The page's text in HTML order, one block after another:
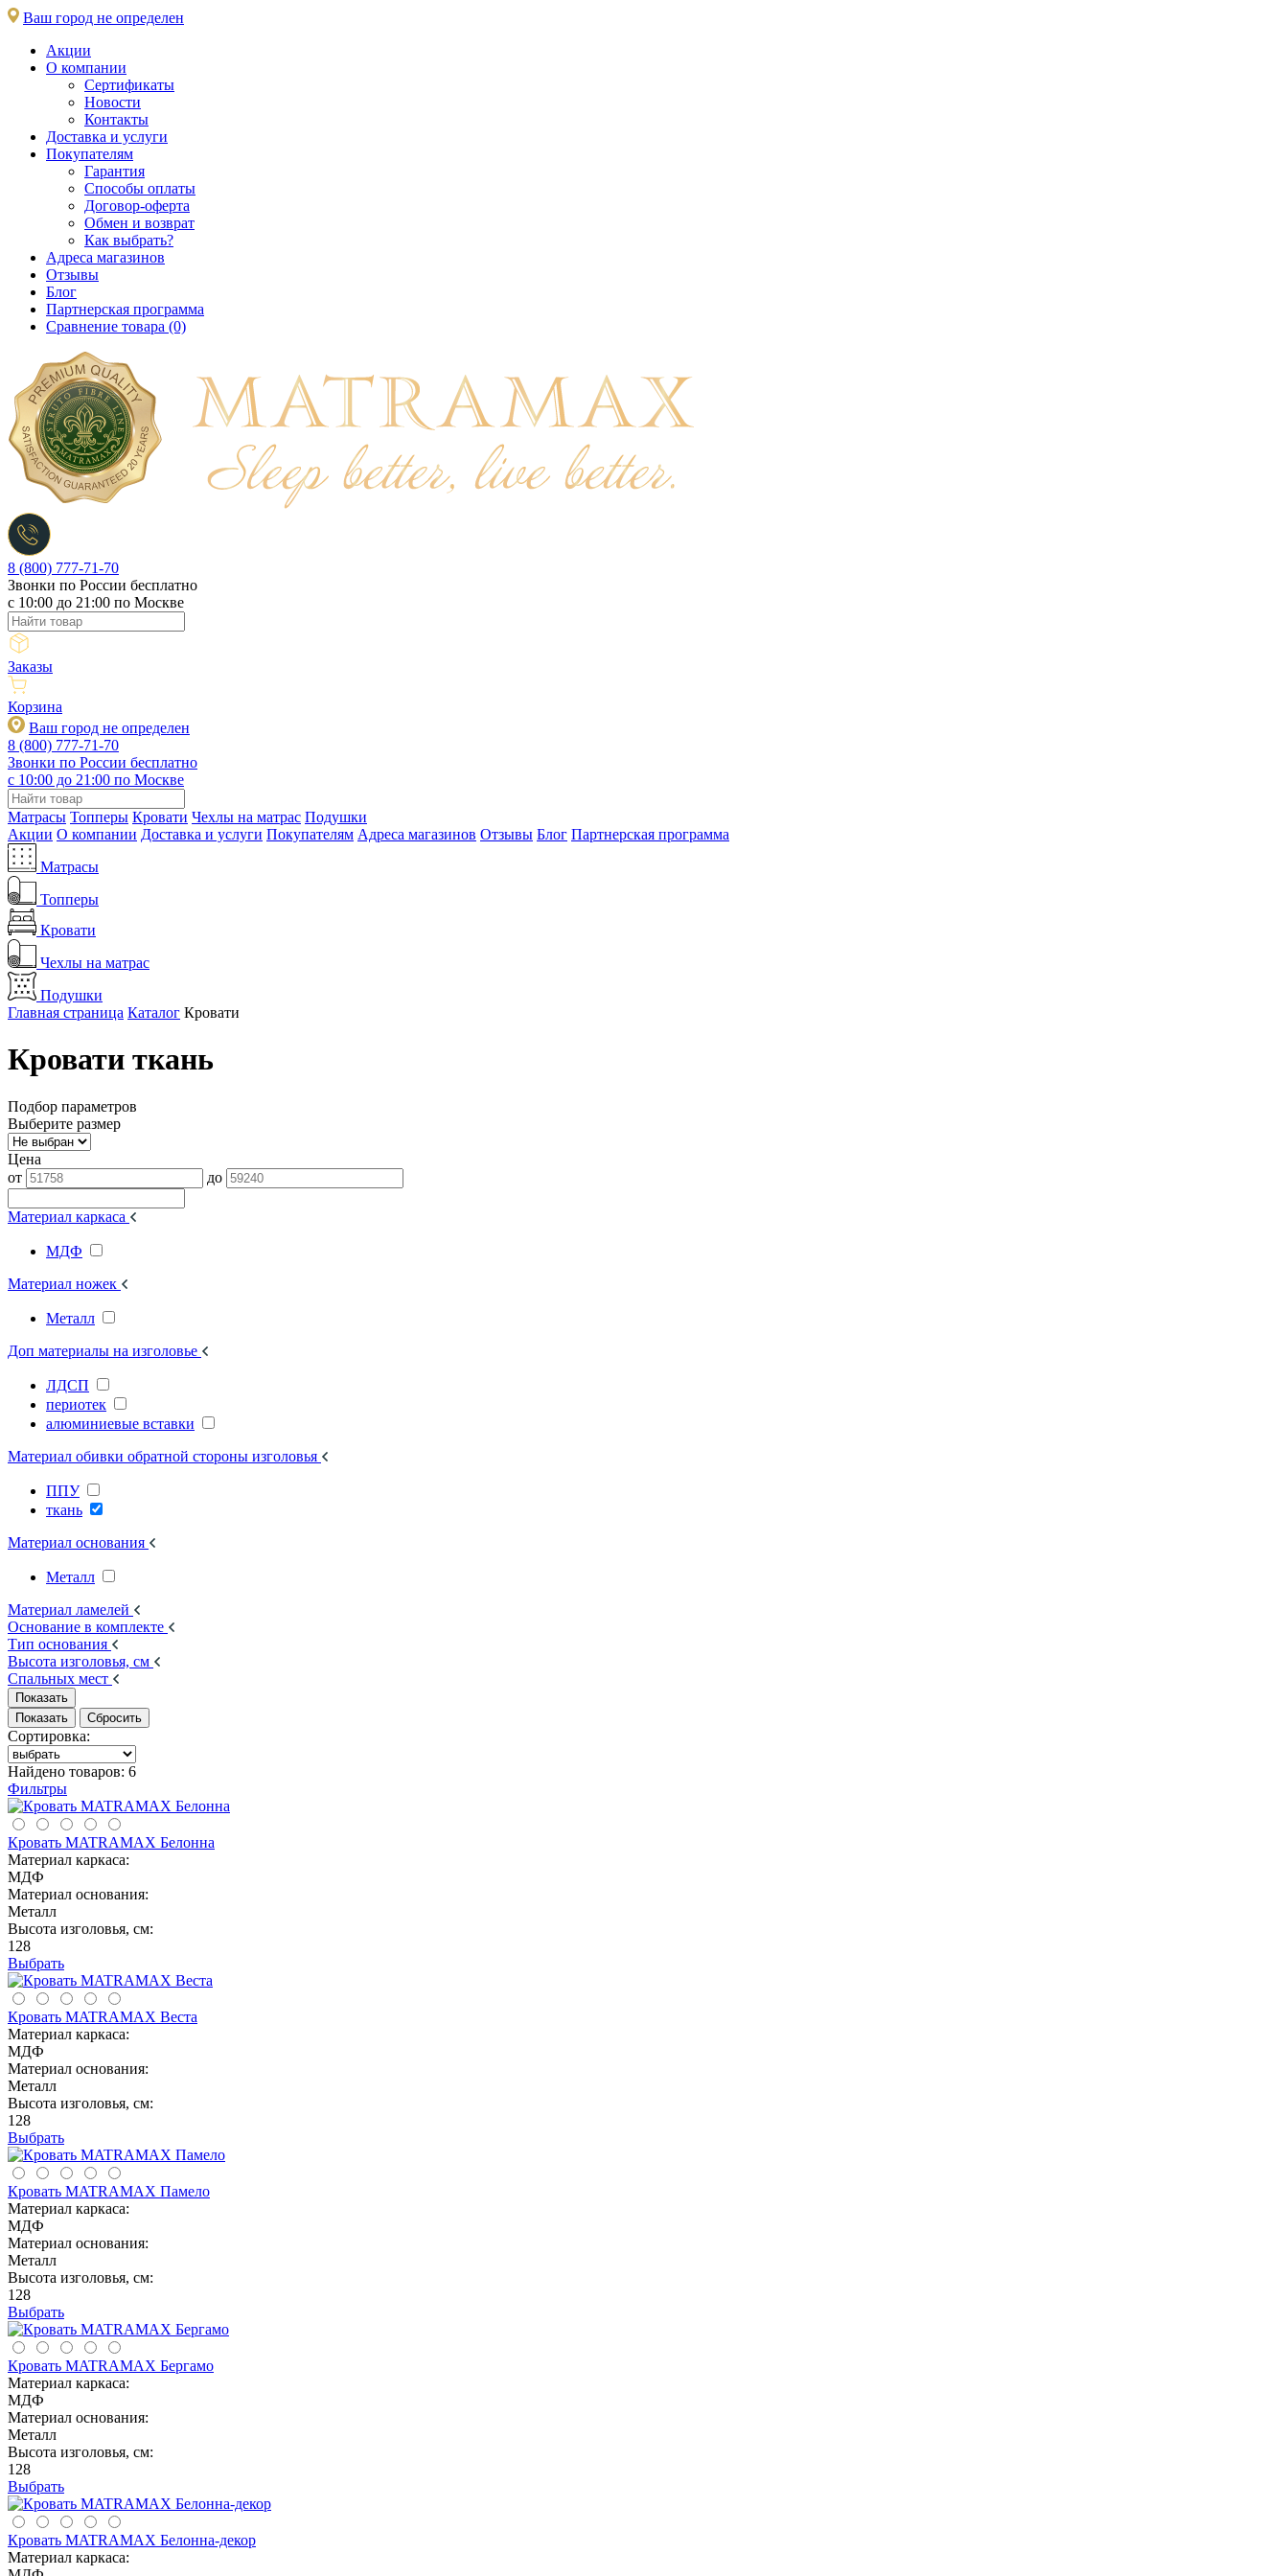
Ваш город не определен
Акции
О компании
Сертификаты
Новости
Контакты
Доставка и услуги
Покупателям
Гарантия
Способы оплаты
Договор-оферта
Обмен и возврат
Как выбрать?
Адреса магазинов
Отзывы
Блог
Партнерская программа
Сравнение товара (0)
8 (800) 777-71-70
Звонки по России бесплатно
c 10:00 до 21:00 по Москве
Заказы
Корзина
Ваш город не определен
8 (800) 777-71-70
Звонки по России бесплатно
c 10:00 до 21:00 по Москве
Матрасы Топперы Кровати Чехлы на матрас Подушки
Акции О компании Доставка и услуги Покупателям Адреса магазинов Отзывы Блог Партнерская программа
Матрасы
Топперы
Кровати
Чехлы на матрас
Подушки
Главная страница Каталог Кровати
Кровати ткань
Подбор параметров
Выберите размер
Цена
от
до
Материал каркаса
МДФ
Материал ножек
Металл
Доп материалы на изголовье
ЛДСП
периотек
алюминиевые вставки
Материал обивки обратной стороны изголовья
ППУ
ткань
Материал основания
Металл
Материал ламелей
Основание в комплекте
Тип основания
Высота изголовья, см
Спальных мест
Сортировка:
Найдено товаров: 6
Фильтры
Кровать MATRAMAX Белонна
Материал каркаса:
МДФ
Материал основания:
Металл
Высота изголовья, см:
128
Выбрать
Кровать MATRAMAX Веста
Материал каркаса:
МДФ
Материал основания:
Металл
Высота изголовья, см:
128
Выбрать
Кровать MATRAMAX Памело
Материал каркаса:
МДФ
Материал основания:
Металл
Высота изголовья, см:
128
Выбрать
Кровать MATRAMAX Бергамо
Материал каркаса:
МДФ
Материал основания:
Металл
Высота изголовья, см:
128
Выбрать
Кровать MATRAMAX Белонна-декор
Материал каркаса: